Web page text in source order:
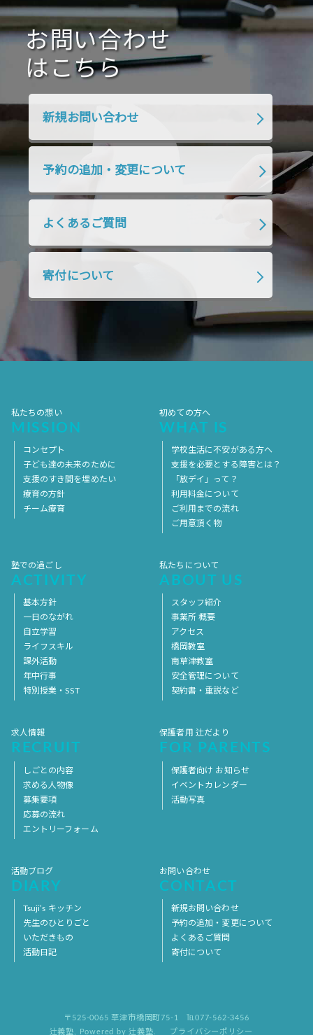
2020年10月 2020年9月 2020年8月
2020年7月 2020年6月 2020年5月
2020年4月 2020年3月 2020年2月
2019年10月 2019年9月
2018年7月 2018年6月
2018年4月 2018年3月 2018年2月
2018年1月 2017年12月
2017年10月 2017年9月 2017年8月
2017年5月
2017年4月
お問い合わせ
はこちら
新規お問い合わせ
予約の追加・変更について
よくあるご質問
寄付について
私たちの想い
MISSION
コンセプト
子ども達の未来のために
支援のすき間を埋めたい
療育の方針
チーム療育
初めての方へ
WHAT IS
学校生活に不安がある方へ
支援を必要とする障害とは？
「放デイ」って？
利用料金について
ご利用までの流れ
ご用意頂く物
塾での過ごし
ACTIVITY
基本方針
一日のながれ
自立学習
ライフスキル
課外活動
年中行事
特別授業・SST
私たちについて
ABOUT US
スタッフ紹介
事業所 概要
アクセス
橋岡教室
南草津教室
安全管理について
契約書・重説など
求人情報
RECRUIT
しごとの内容
求める人物像
募集要項
応募の流れ
エントリーフォーム
保護者用 辻だより
FOR PARENTS
保護者向け お知らせ
イベントカレンダー
活動写真
活動ブログ
DIARY
Tsuji’s キッチン
先生のひとりごと
いただきもの
活動日記
お問い合わせ
CONTACT
新規お問い合わせ
予約の追加・変更について
よくあるご質問
寄付について
〒525-0065 草津市橋岡町75-1
℡077-562-3456
辻義塾, Powered by 辻義塾. プライバシーポリシー